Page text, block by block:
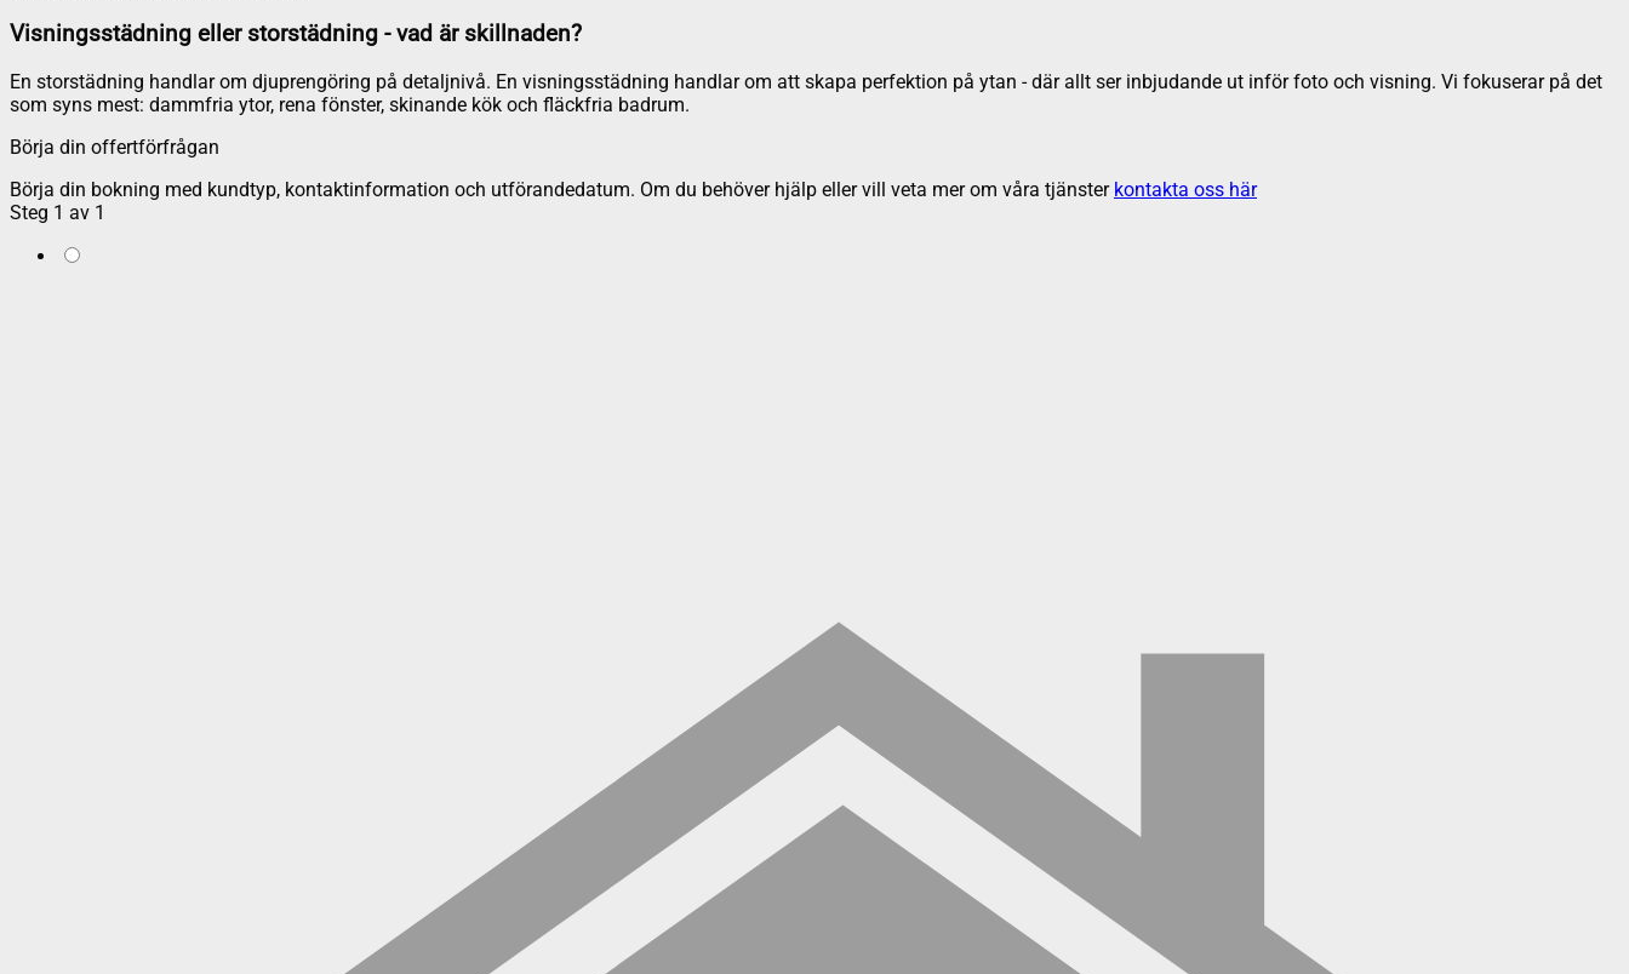
Visningsstädning eller storstädning - vad är skillnaden?
En storstädning handlar om djuprengöring på detaljnivå. En visningsstädning handlar om att skapa perfektion på ytan - där allt ser inbjudande ut inför foto och visning. Vi fokuserar på det
som syns mest: dammfria ytor, rena fönster, skinande kök och fläckfria badrum.
Börja din offertförfrågan
Börja din bokning med kundtyp, kontaktinformation och utförandedatum. Om du behöver hjälp eller vill veta mer om våra tjänster kontakta oss här
Steg 1 av 1